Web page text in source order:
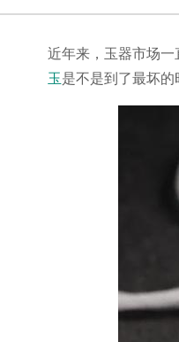
近年来，玉器市场
玉是不是到了最坏的